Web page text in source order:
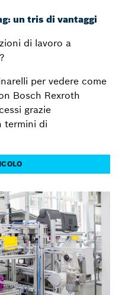
un tris di vantaggi
di lavoro a
per vedere come
Bosch Rexroth
grazie
termini di